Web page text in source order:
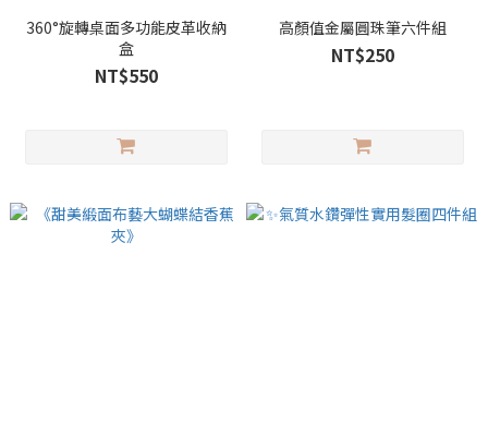
360°旋轉桌面多功能皮革收納
盒
NT$550
高顏值金屬圓珠筆六件組
NT$250